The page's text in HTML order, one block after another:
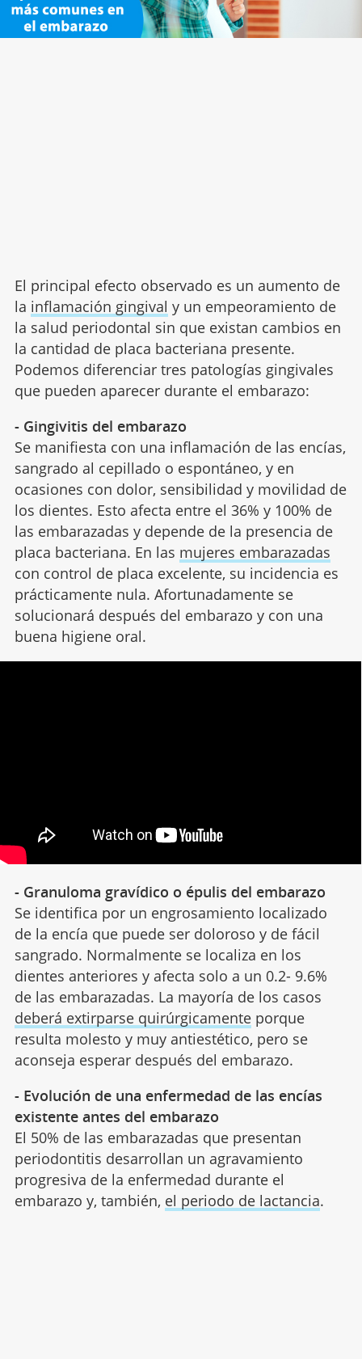
El principal efecto observado es un aumento de
la inflamación gingival y un empeoramiento de
la salud periodontal sin que existan cambios en
la cantidad de placa bacteriana presente.
Podemos diferenciar tres patologías gingivales
que pueden aparecer durante el embarazo:
- Gingivitis del embarazo
Se manifiesta con una inflamación de las encías,
sangrado al cepillado o espontáneo, y en
ocasiones con dolor, sensibilidad y movilidad de
los dientes. Esto afecta entre el 36% y 100% de
las embarazadas y depende de la presencia de
placa bacteriana. En las mujeres embarazadas
con control de placa excelente, su incidencia es
prácticamente nula. Afortunadamente se
solucionará después del embarazo y con una
buena higiene oral.
- Granuloma gravídico o épulis del embarazo
Se identifica por un engrosamiento localizado
de la encía que puede ser doloroso y de fácil
sangrado. Normalmente se localiza en los
dientes anteriores y afecta solo a un 0.2- 9.6%
de las embarazadas. La mayoría de los casos
deberá extirparse quirúrgicamenteporque
resulta molesto y muy antiestético, pero se
aconseja esperar después del embarazo.
- Evolución de una enfermedad de las encías
existente antes del embarazo
El 50% de las embarazadas que presentan
periodontitis desarrollan un agravamiento
progresiva de la enfermedad durante el
embarazo y, también, el periodo de lactancia.